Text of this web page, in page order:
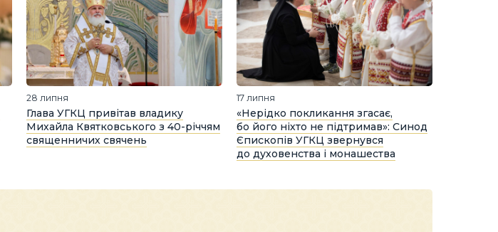
28 липня
Глава УГКЦ привітав владику
Михайла Квятковського з 40-річчям
священничих свячень
17 липня
«Нерідко покликання згасає,
бо його ніхто не підтримав»: Синод
Єпископів УГКЦ звернувся
до духовенства і монашества